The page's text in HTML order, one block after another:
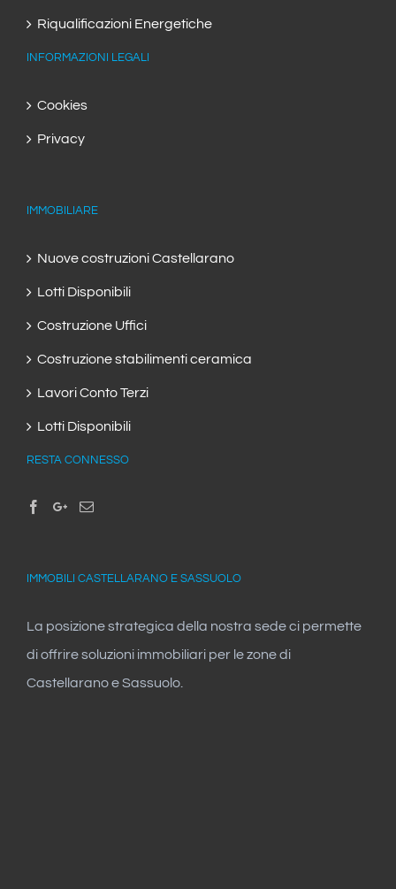
Riqualificazioni Energetiche
INFORMAZIONI LEGALI
Cookies
Privacy
IMMOBILIARE
Nuove costruzioni Castellarano
Lotti Disponibili
Costruzione Uffici
Costruzione stabilimenti ceramica
Lavori Conto Terzi
Lotti Disponibili
RESTA CONNESSO
IMMOBILI CASTELLARANO E SASSUOLO
La posizione strategica della nostra sede ci permette
di offrire soluzioni immobiliari per le zone di
Castellarano e Sassuolo.